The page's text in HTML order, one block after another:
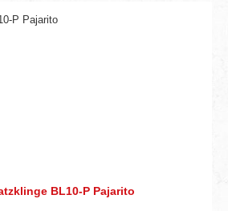
BL10-P Pajarito